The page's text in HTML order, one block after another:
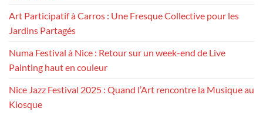
Art Participatif à Carros : Une Fresque Collective pour les
Jardins Partagés
Numa Festival à Nice : Retour sur un week-end de Live
Painting haut en couleur
Nice Jazz Festival 2025 : Quand l’Art rencontre la Musique au
Kiosque